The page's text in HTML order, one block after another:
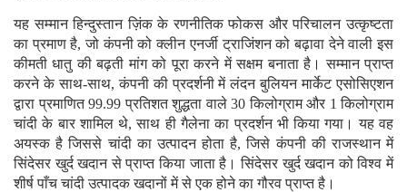
यह सम्मान हिन्दुस्तान ज़िंक के रणनीतिक फोकस और परिचालन उत्कृष्टता
का प्रमाण है, जो कंपनी को क्लीन एनर्जी ट्राजिंशन को बढ़ावा देने वाली इस
कीमती धातु की बढ़ती मांग को पूरा करने में सक्षम बनाता है। सम्मान प्राप्त
करने के साथ-साथ, कंपनी की प्रदर्शनी में लंदन बुलियन मार्केट एसोसिएशन
द्वारा प्रमाणित 99.99 प्रतिशत शुद्धता वाले 30 किलोग्राम और 1 किलोग्राम
चांदी के बार शामिल थे, साथ ही गैलेना का प्रदर्शन भी किया गया। यह वह
अयस्क है जिससे चांदी का उत्पादन होता है, जिसे कंपनी की राजस्थान में
सिंदेसर खुर्द खदान से प्राप्त किया जाता है। सिंदेसर खुर्द खदान को विश्व में
शीर्ष पाँच चांदी उत्पादक खदानों में से एक होने का गौरव प्राप्त है।